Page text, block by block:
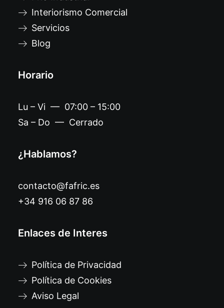
Interiorismo Comercial
Servicios
Blog
Horario
Lu – Vi — 07:00 – 15:00
Sa – Do — Cerrado
¿Hablamos?
contacto@fafric.es
+34 916 06 87 86
Enlaces de Interes
Política de Privacidad
Política de Cookies
Aviso Legal